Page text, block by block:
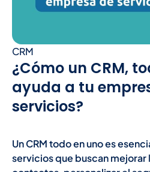
CRM
¿Cómo un CRM,
ayuda a tu
servicios?
Un CRM todo en uno es
servicios que buscan mejorar